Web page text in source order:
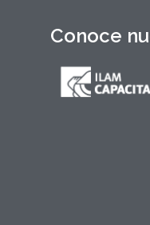
Conoce